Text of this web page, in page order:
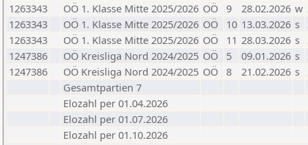
1263343
OÖ 1. Klasse Mitte 2025/2026 OÖ 9 28.02.2026 w
1263343
OÖ 1. Klasse Mitte 2025/2026 OÖ 10 13.03.2026 s
1263343
OÖ 1. Klasse Mitte 2025/2026 OÖ 11 28.03.2026 s
1247386
OÖ Kreisliga Nord 2024/2025 OÖ 5 09.01.2026 s
1247386
OÖ Kreisliga Nord 2024/2025 OÖ 8 21.02.2026 s
Gesamtpartien 7
Elozahl per 01.04.2026
Elozahl per 01.07.2026
Elozahl per 01.10.2026